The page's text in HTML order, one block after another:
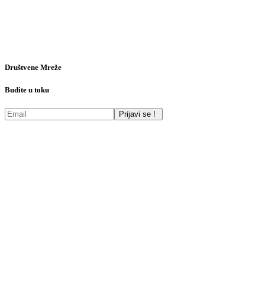
Društvene Mreže
Budite u toku